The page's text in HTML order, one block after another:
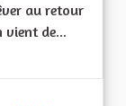
au retour
vient de...